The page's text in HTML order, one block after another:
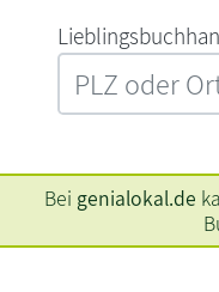
Bei genialokal.de